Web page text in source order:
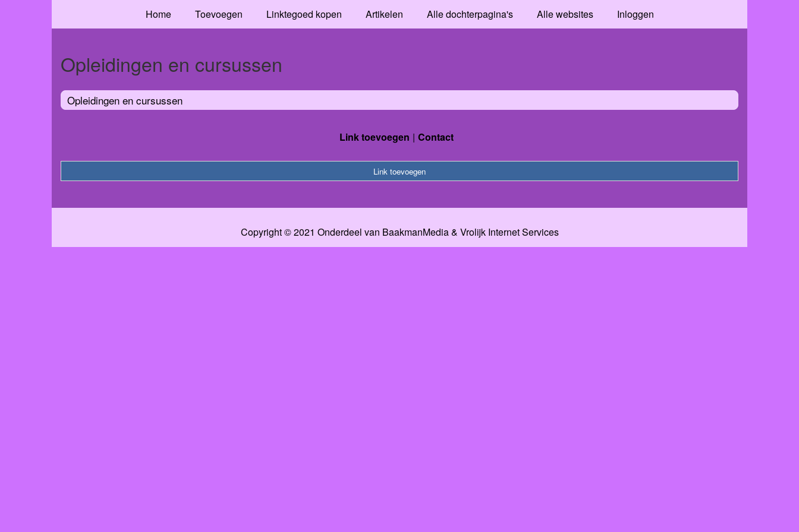
Home Toevoegen Linktegoed kopen Artikelen Alle dochterpagina's Alle websites Inloggen
Opleidingen en cursussen
Opleidingen en cursussen
Link toevoegen Contact
Link toevoegen
Copyright © 2021 Onderdeel van BaakmanMedia& Vrolijk Internet Services